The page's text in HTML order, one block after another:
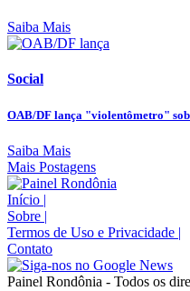
Saiba Mais
Social
OAB/DF lança "violentômetro"
Saiba Mais
Mais Postagens
Início |
Sobre |
Termos de Uso e Privacidade |
Contato
Painel Rondônia - Todos os